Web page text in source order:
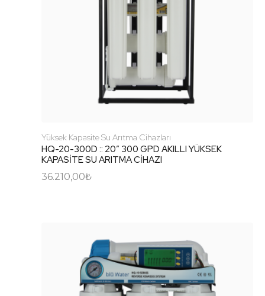
Yüksek Kapasite Su Arıtma Cihazları
HQ-20-300D :: 20″ 300 GPD AKILLI YÜKSEK
KAPASİTE SU ARITMA CİHAZI
36.210,00₺